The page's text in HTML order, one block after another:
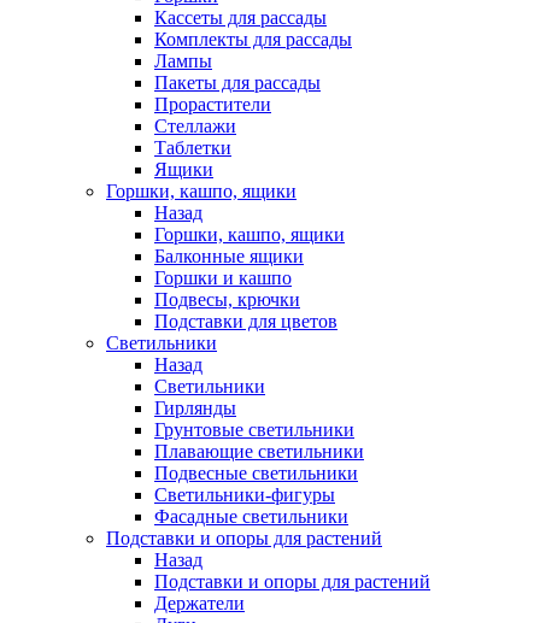
Кассеты для рассады
Комплекты для рассады
Лампы
Пакеты для рассады
Прорастители
Стеллажи
Таблетки
Ящики
Горшки, кашпо, ящики
Назад
Горшки, кашпо, ящики
Балконные ящики
Горшки и кашпо
Подвесы, крючки
Подставки для цветов
Светильники
Назад
Светильники
Гирлянды
Грунтовые светильники
Плавающие светильники
Подвесные светильники
Светильники-фигуры
Фасадные светильники
Подставки и опоры для растений
Назад
Подставки и опоры для растений
Держатели